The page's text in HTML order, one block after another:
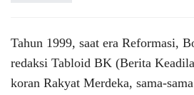
Tahun 1999, saat era Reformasi,
redaksi Tabloid BK (Berita
koran Rakyat Merdeka, sama-